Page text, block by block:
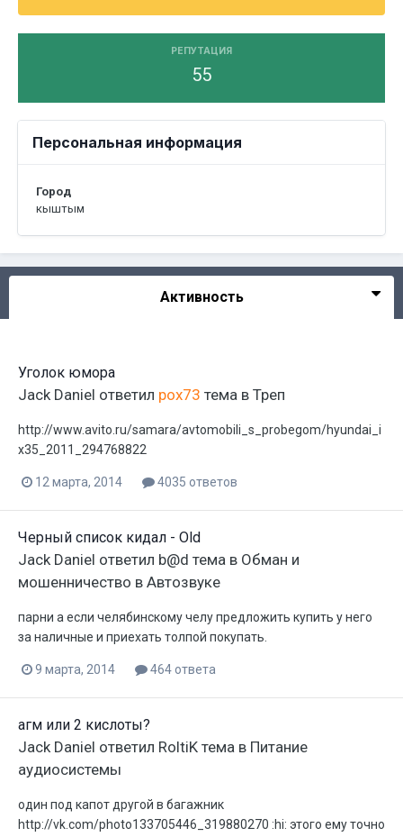
РЕПУТАЦИЯ
55
Персональная информация
Город
кыштым
Активность
Уголок юмора
Jack Daniel ответил pox73 тема в Треп
http://www.avito.ru/samara/avtomobili_s_probegom/hyundai_i
x35_2011_294768822
12 марта, 2014 4035 ответов
Черный список кидал - Old
Jack Daniel ответил b@d тема в Обман и
мошенничество в Автозвуке
парни а если челябинскому челу предложить купить у него
за наличные и приехать толпой покупать.
9 марта, 2014 464 ответа
агм или 2 кислоты?
Jack Daniel ответил RoltiK тема в Питание
аудиосистемы
один под капот другой в багажник
http://vk.com/photo133705446_319880270 :hi: этого ему точно